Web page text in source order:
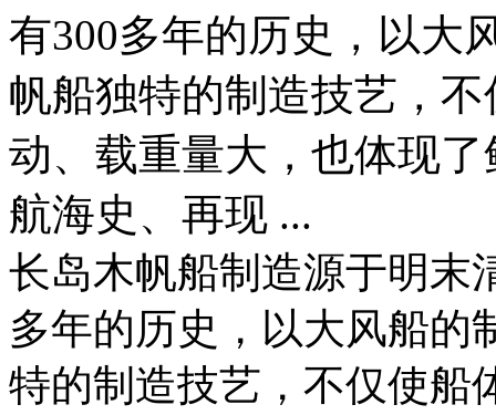
有300多年的历史，以大
帆船独特的制造技艺，
动、载重量大，也体现
航海史、再现 ...
长岛木帆船制造源于明末
多年的历史，以大风船的
特的制造技艺，不仅使船